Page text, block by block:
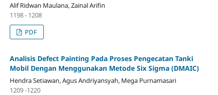
Alif Ridwan Maulana, Zainal Arifin
1198 - 1208
PDF
Analisis Defect Painting Pada Proses Pengecatan Tanki
Mobil Dengan Menggunakan Metode Six Sigma (DMAIC)
Hendra Setiawan, Agus Andriyansyah, Mega Purnamasari
1209 -1220